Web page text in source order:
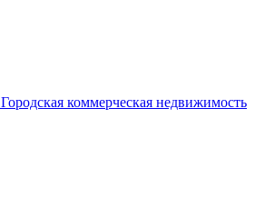
Городская коммерческая недвижимость